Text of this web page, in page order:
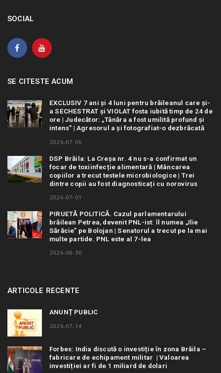
SOCIAL
SE CITESTE ACUM
EXCLUSIV 7 ani și 4 luni pentru brăileanul care și-
a SECHESTRAT și VIOLAT fosta iubită timp de 24 de
ore | Judecător: „Tânăra a fost umilită profund și
intens” | Agresorul a și fotografiat-o dezbrăcată
2026-07-06
DSP Brăila: La Creșa nr. 4 nu s-a confirmat un
focar de toxiinfecție alimentară | Mâncarea
copiilor a trecut testele microbiologice | Trei
dintre copii au fost diagnosticați cu norovirus
2026-07-01
PIRUETĂ POLITICĂ. Cazul parlamentarului
brăilean Petrea, devenit PNL-ist: îl numea „Ilie
Sărăcie” pe Bolojan | Senatorul a trecut pe la mai
multe partide. PNL este al 7-lea
2026-06-30
ARTICOLE RECENTE
ANUNȚ PUBLIC
2026-07-14
Forbes: India discută o investiție în zona Brăila –
fabricare de echipament militar | Valoarea
investiției ar fi de 1 miliard de dolari